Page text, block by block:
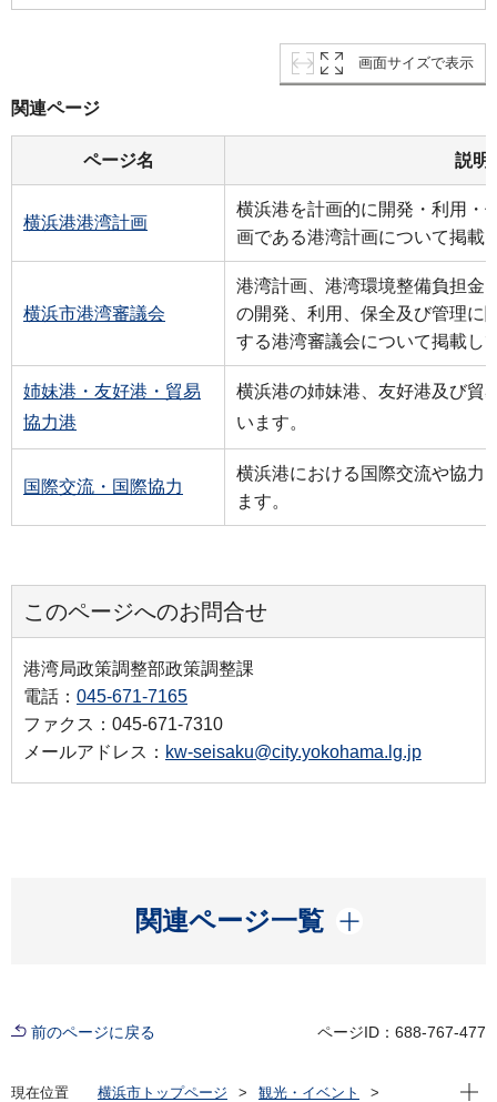
画面サイズで表示
関連ページ
ページ名 説明
横浜港港湾計画
横浜港を計画的に開発・利用・
画である港湾計画について掲載
横浜市港湾審議会
港湾計画、港湾環境整備負担金
の開発、利用、保全及び管理に
する港湾審議会について掲載し
姉妹港・友好港・貿易
協力港
横浜港の姉妹港、友好港及び貿
います。
国際交流・国際協力
横浜港における国際交流や協力
ます。
このページへのお問合せ
港湾局政策調整部政策調整課
電話： 045-671-7165
ファクス：045-671-7310
メールアドレス： kw-seisaku@city.yokohama.lg.jp
関連ページ一覧
開く
前のページに戻る ページID：688-767-477
現在位置 横浜市トップページ
観光・イベント
現在